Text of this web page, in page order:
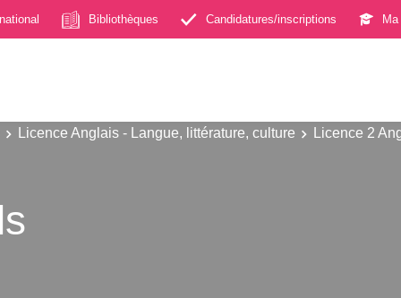
Bibliothèques Candidatures/inscriptions Ma
Licence Anglais - Langue, littérature, culture
Licence 2